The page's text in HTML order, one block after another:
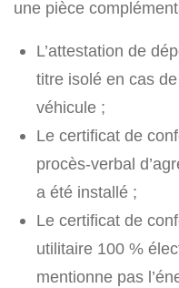
une pièce
L’attestation de
titre isolé en cas
véhicule ;
Le certificat de
procès-verbal
a été installé ;
Le certificat de
utilitaire 100 %
mentionne pas